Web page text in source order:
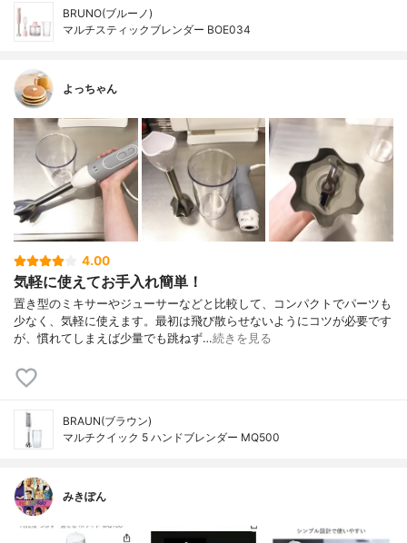
BRUNO(ブルーノ)
マルチスティックブレンダー BOE034
よっちゃん
4.00
気軽に使えてお手入れ簡単！
置き型のミキサーやジューサーなどと比較して、コンパクトでパーツも
少なく、気軽に使えます。最初は飛び散らせないようにコツが必要です
が、慣れてしまえば少量でも跳ねず…続きを見る
BRAUN(ブラウン)
マルチクイック 5 ハンドブレンダー MQ500
みきぽん